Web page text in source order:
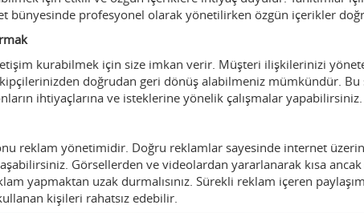
bünyesinde profesyonel olarak yönetilirken özgün içerikler
kurabilmek için size imkan verir. Müşteri ilişkilerinizi
doğrudan geri dönüş alabilmeniz mümkündür. Bu
ihtiyaçlarına ve isteklerine yönelik çalışmalar yapabilirsiniz.
reklam yönetimidir. Doğru reklamlar sayesinde internet
Görsellerden ve videolardan yararlanarak kısa
yapmaktan uzak durmalısınız. Sürekli reklam içeren
kişileri rahatsız edebilir.